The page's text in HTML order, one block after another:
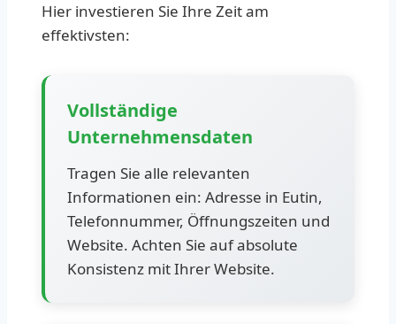
Hier investieren Sie Ihre Zeit am
effektivsten:
Vollständige
Unternehmensdaten
Tragen Sie alle relevanten
Informationen ein: Adresse in Eutin,
Telefonnummer, Öffnungszeiten und
Website. Achten Sie auf absolute
Konsistenz mit Ihrer Website.